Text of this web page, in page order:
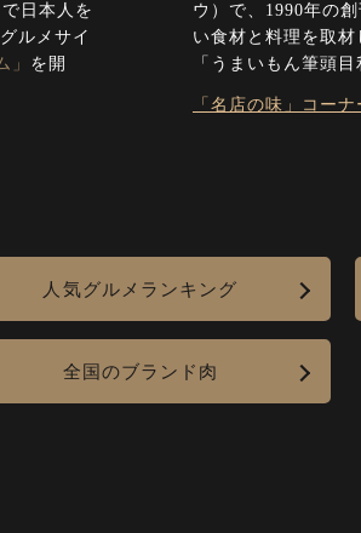
日本人を
ルメサイ
」 を開
ウ）で、1990年の
い食材と料理を取
「うまいもん筆頭
「名店の味」コー
人気グルメランキング
全国のブランド肉